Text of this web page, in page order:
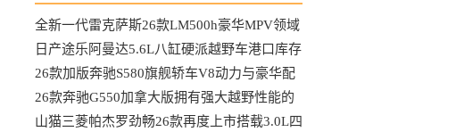
全新一代雷克萨斯26款LM500h豪华MPV领域
的天花板
日产途乐阿曼达5.6L八缸硬派越野车港口库存
亏钱甩卖
26款加版奔驰S580旗舰轿车V8动力与豪华配
置的顶级奢华
26款奔驰G550加拿大版拥有强大越野性能的
硬派越野车
山猫三菱帕杰罗劲畅26款再度上市搭载3.0L四